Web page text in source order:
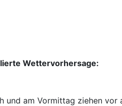
Wettervorhersage:
und am Vormittag ziehen